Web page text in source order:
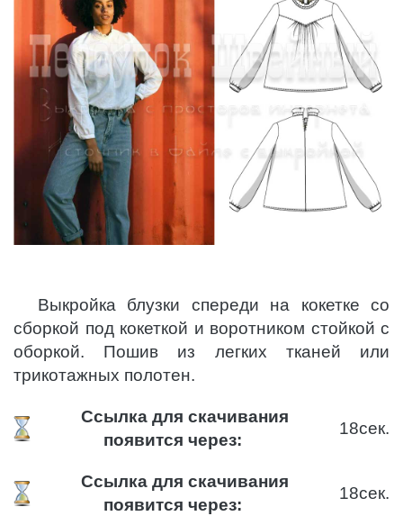
Выкройка блузки спереди на кокетке со
сборкой под кокеткой и воротником стойкой с
оборкой. Пошив из легких тканей или
трикотажных полотен.
Ссылка для скачивания
появится через:
18сек.
Ссылка для скачивания
появится через:
18сек.